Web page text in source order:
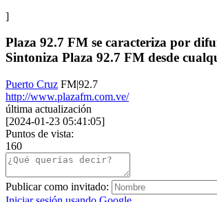
]
Plaza 92.7 FM se caracteriza por
Sintoniza Plaza 92.7 FM desde
Puerto Cruz FM|92.7
http://www.plazafm.com.ve/
última actualización
[2024-01-23 05:41:05]
Puntos de vista:
160
Publicar como invitado: